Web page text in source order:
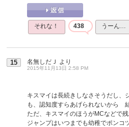
それな！ 438 うーん…
15 名無しだＪ より
2015年11月13日 2:58 PM
キスマイは長続きしなさそうだし、
も、認知度すらあげられないから
ただ、キスマイのほうがMCなどで
ジャンプはいつまでも幼稚でポンコ